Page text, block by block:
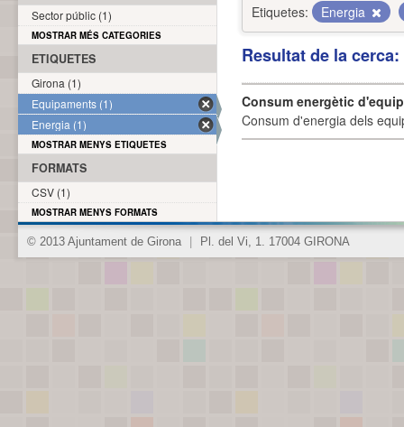
Etiquetes:
Energia
Resultat de la
Consum energètic
Consum d'energia dels
Sector públic (1)
MOSTRAR MÉS CATEGORIES
ETIQUETES
Girona (1)
Equipaments (1)
Energia (1)
MOSTRAR MENYS ETIQUETES
FORMATS
CSV (1)
MOSTRAR MENYS FORMATS
© 2013 Ajuntament de Girona Pl. del Vi, 1. 17004 GIRONA